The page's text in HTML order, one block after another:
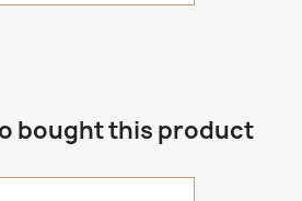
bought this product